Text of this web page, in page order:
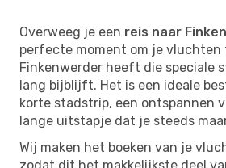
Overweeg je een reis naar
perfecte moment om je vluchten
Finkenwerder heeft die speciale
lang bijblijft. Het is een ideale
korte stadstrip, een ontspannen
lange uitstapje dat je steeds
Wij maken het boeken van je